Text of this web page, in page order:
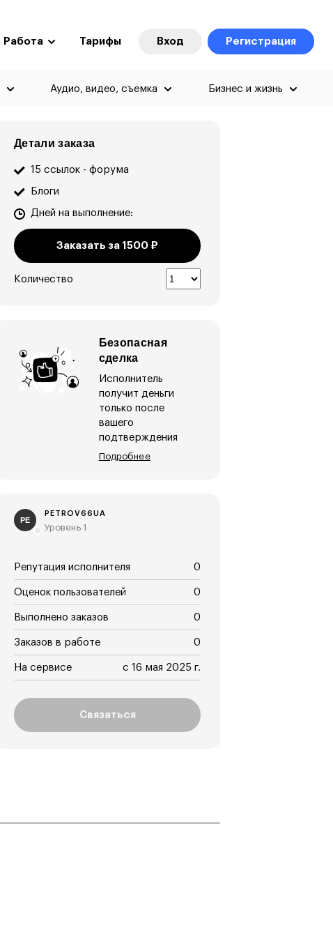
Работа Тарифы Вход Регистрация
Аудио, видео, съемка Бизнес и жизнь
Детали заказа
15 ссылок - форума
Блоги
Дней на выполнение:
Заказать за 1500 ₽
Количество
Безопасная
сделка
Исполнитель
получит деньги
только после
вашего
подтверждения
Подробнее
PE
PETROV66UA
Уровень 1
Репутация исполнителя 0
Оценок пользователей 0
Выполнено заказов 0
Заказов в работе 0
На сервисе с 16 мая 2025 г.
Связаться